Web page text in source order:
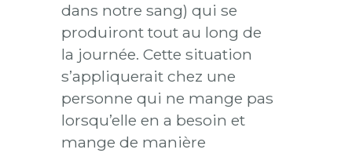
dans notre sang) qui se
produiront tout au long de
la journée. Cette situation
s’appliquerait chez une
personne qui ne mange pas
lorsqu’elle en a besoin et
mange de manière